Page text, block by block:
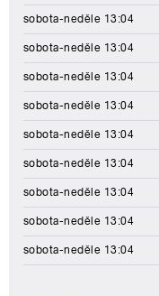
sobota-neděle 13:04
sobota-neděle 13:04
sobota-neděle 13:04
sobota-neděle 13:04
sobota-neděle 13:04
sobota-neděle 13:04
sobota-neděle 13:04
sobota-neděle 13:04
sobota-neděle 13:04